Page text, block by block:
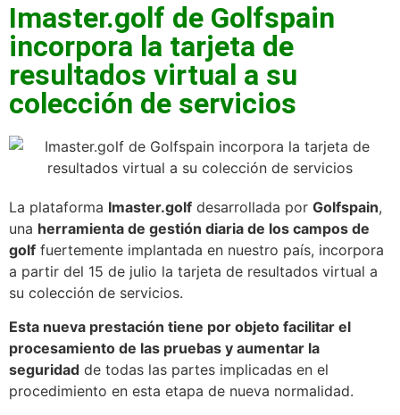
Imaster.golf de Golfspain
incorpora la tarjeta de
resultados virtual a su
colección de servicios
La plataforma Imaster.golf desarrollada por Golfspain,
una herramienta de gestión diaria de los campos de
golf fuertemente implantada en nuestro país, incorpora
a partir del 15 de julio la tarjeta de resultados virtual a
su colección de servicios.
Esta nueva prestación tiene por objeto facilitar el
procesamiento de las pruebas y aumentar la
seguridad de todas las partes implicadas en el
procedimiento en esta etapa de nueva normalidad.